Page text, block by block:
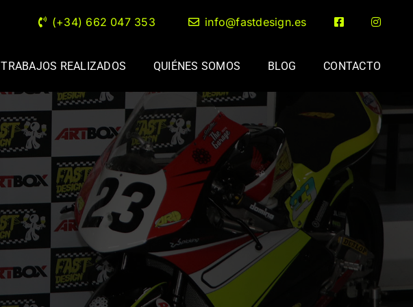
(+34) 662 047 353 info@fastdesign.es
TRABAJOS REALIZADOS QUIÉNES SOMOS BLOG CONTACTO